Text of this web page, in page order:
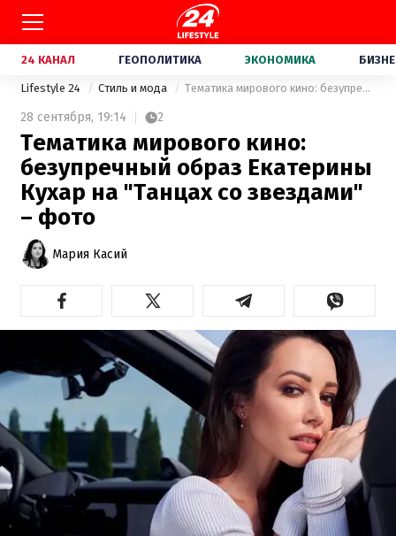
24 КАНАЛ ГЕОПОЛИТИКА ЭКОНОМИКА
Lifestyle 24 Стиль и мода Тематика мирового кино: безупречный образ Екатерины Кухар на "Танцах со звездами" – фото
28 сентября, 19:14 2
Тематика мирового кино:
безупречный образ Екатерины
Кухар на "Танцах со звездами"
– фото
Мария Касий